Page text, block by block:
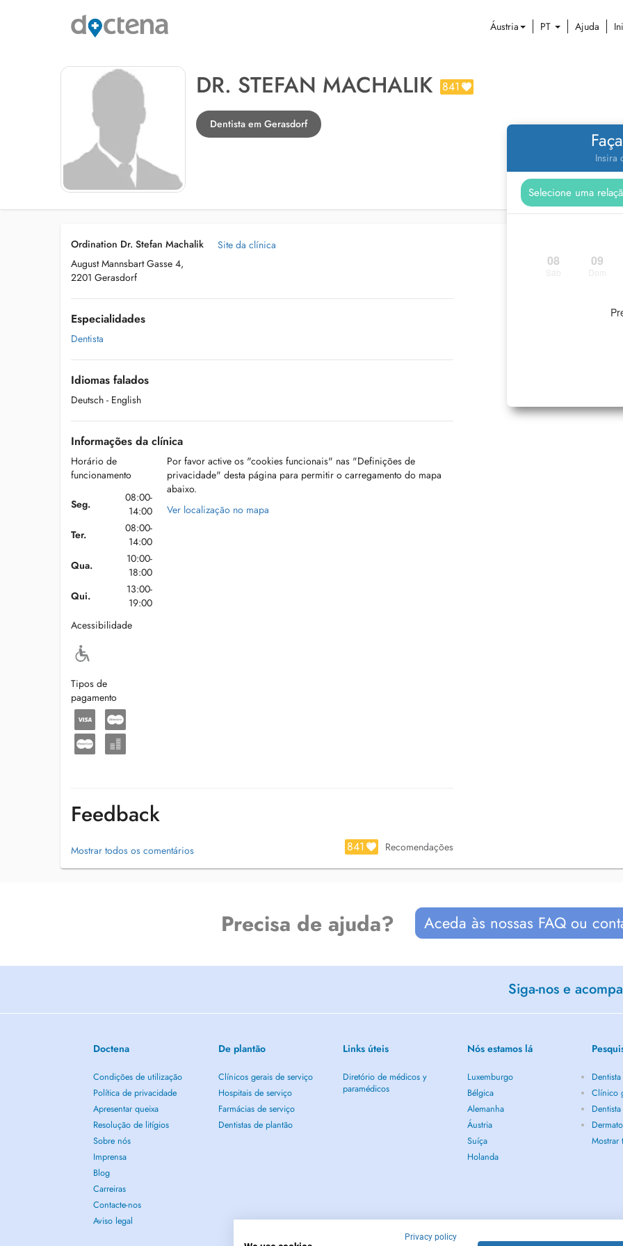
Áustria PT Ajuda
DR. STEFAN MACHALIK 841
Dentista em Gerasdorf
Insira
08 09
Ordination Dr. Stefan Machalik
August Mannsbart Gasse 4,
2201 Gerasdorf
Site da clínica
Especialidades
Dentista
Idiomas falados
Deutsch - English
Informações da clínica
Horário de
funcionamento
Seg.
08:00-
14:00
Ter.
08:00-
14:00
Qua.
10:00-
18:00
Qui.
13:00-
19:00
Acessibilidade
Tipos de
pagamento
Por favor active os "cookies funcionais" nas "Definições de
privacidade" desta página para permitir o carregamento do mapa
abaixo.
Ver localização no mapa
Feedback
Mostrar todos os comentários 841 Recomendações
Precisa de ajuda? Aceda às nossas FAQ ou
Siga-nos e
Doctena
Condições de utilização
Política de privacidade
Apresentar queixa
Resolução de litígios
Sobre nós
Imprensa
Blog
Carreiras
Contacte-nos
Aviso legal
De plantão
Clínicos gerais de serviço
Hospitais de serviço
Farmácias de serviço
Dentistas de plantão
Links úteis
Diretório de médicos y
paramédicos
Nós estamos lá
Luxemburgo
Bélgica
Alemanha
Áustria
Suíça
Holanda
Clínico
Privacy policy